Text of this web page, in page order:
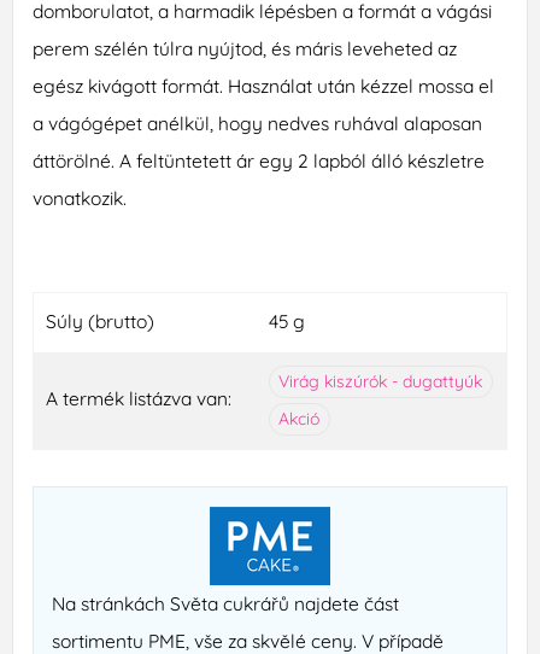
domborulatot, a harmadik lépésben a formát a vágási
perem szélén túlra nyújtod, és máris leveheted az
egész kivágott formát. Használat után kézzel mossa el
a vágógépet anélkül, hogy nedves ruhával alaposan
áttörölné. A feltüntetett ár egy 2 lapból álló készletre
vonatkozik.
Súly (brutto) 45 g
A termék listázva van:
Virág kiszúrók - dugattyúk
Akció
Na stránkách Světa cukrářů najdete část
sortimentu PME, vše za skvělé ceny. V případě